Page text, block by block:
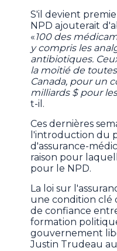
S'il devient
NPD ajouterait
«100 des
y compris les
antibiotiques.
la moitié de
Canada, pour un
milliards $ pour
t-il.
Ces dernières
l'introduction du
d'assurance-
raison pour
pour le NPD.
La loi sur
une condition clé
de confiance
formation
gouvernement
Justin Trudeau